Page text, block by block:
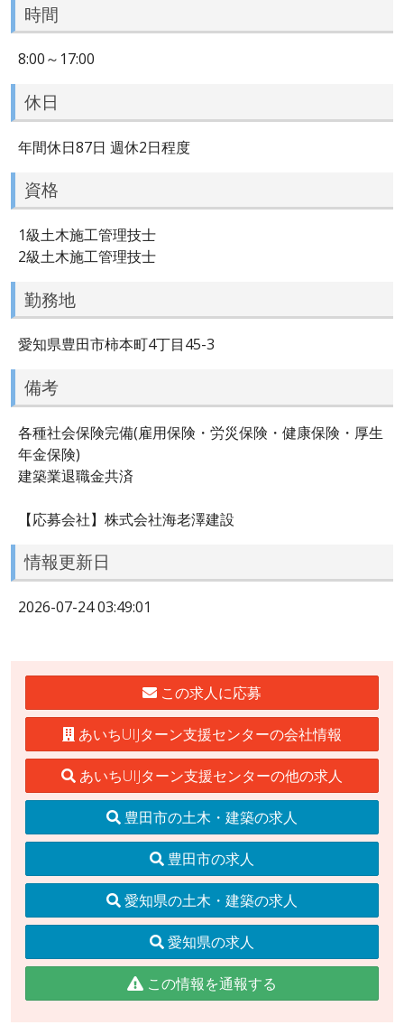
時間
8:00～17:00
休日
年間休日87日 週休2日程度
資格
1級土木施工管理技士
2級土木施工管理技士
勤務地
愛知県豊田市柿本町4丁目45-3
備考
各種社会保険完備(雇用保険・労災保険・健康保険・厚生
年金保険)
建築業退職金共済
【応募会社】株式会社海老澤建設
情報更新日
2026-07-24 03:49:01
この求人に応募
あいちUIJターン支援センターの会社情報
あいちUIJターン支援センターの他の求人
豊田市の土木・建築の求人
豊田市の求人
愛知県の土木・建築の求人
愛知県の求人
この情報を通報する